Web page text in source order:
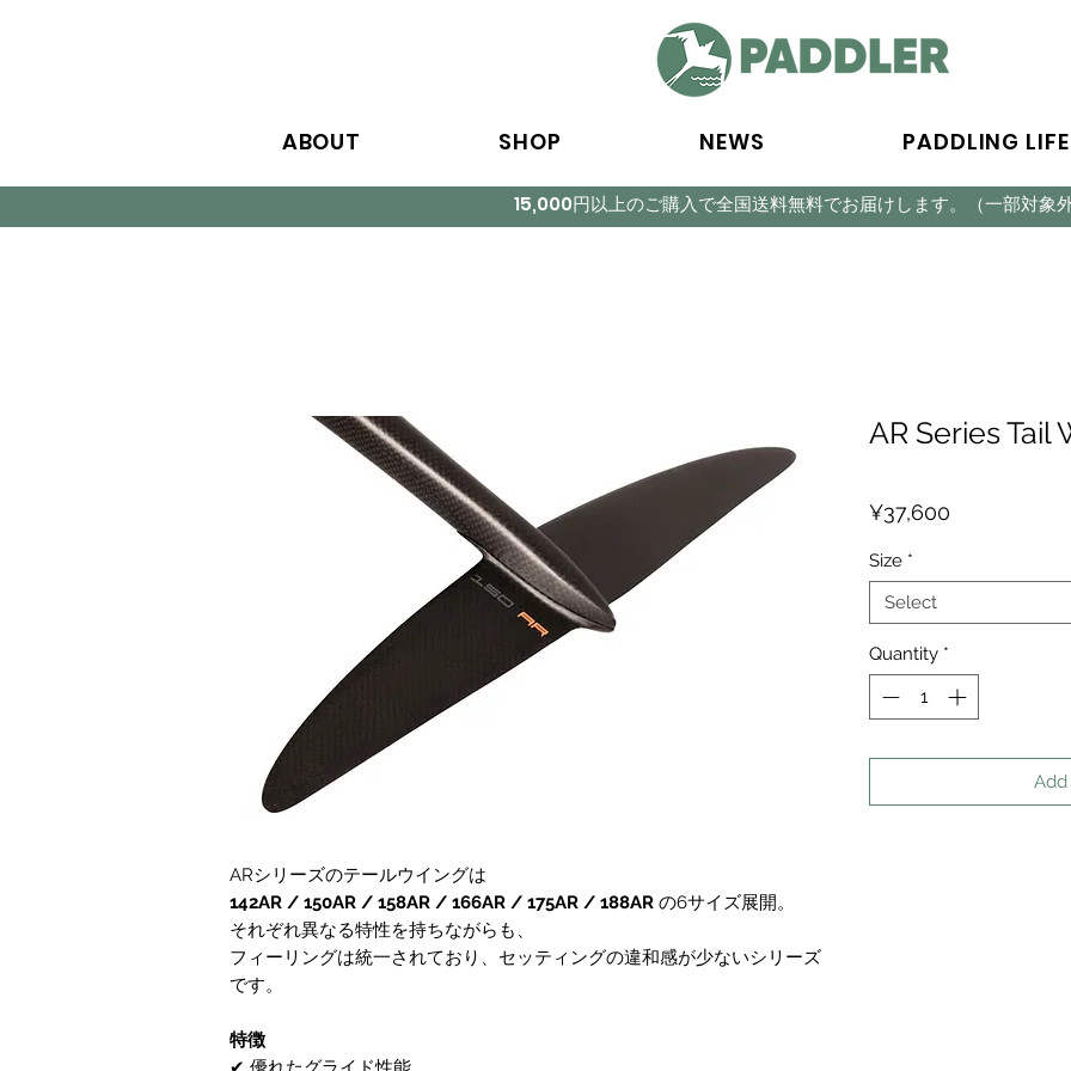
ABOUT SHOP NEWS PADDLING LIFE
15,000円以上のご購入で全国送料無料でお届けします。（一部対象外
ARシリーズのテールウイングは
142AR / 150AR / 158AR / 166AR / 175AR / 188ARの6サイズ展開。
それぞれ異なる特性を持ちながらも、
フィーリングは統一されており、セッティングの違和感が少ないシリーズ
です。
特徴
AR Series Tail
¥37,600Price
Size *
Select
Quantity *
Add